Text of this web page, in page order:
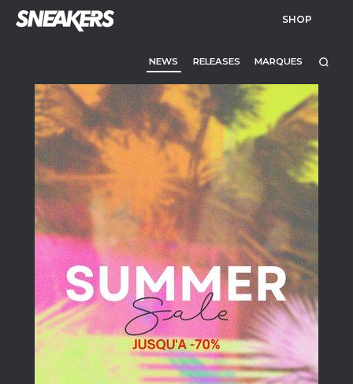
SHOP
NEWS RELEASES MARQUES